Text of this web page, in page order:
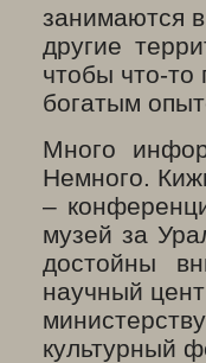
занимаются
другие
чтобы что-то
богатым
Много
Немного.
–
музей за
достойны
научный
культурный